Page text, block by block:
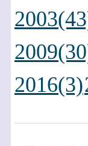
2016(3)